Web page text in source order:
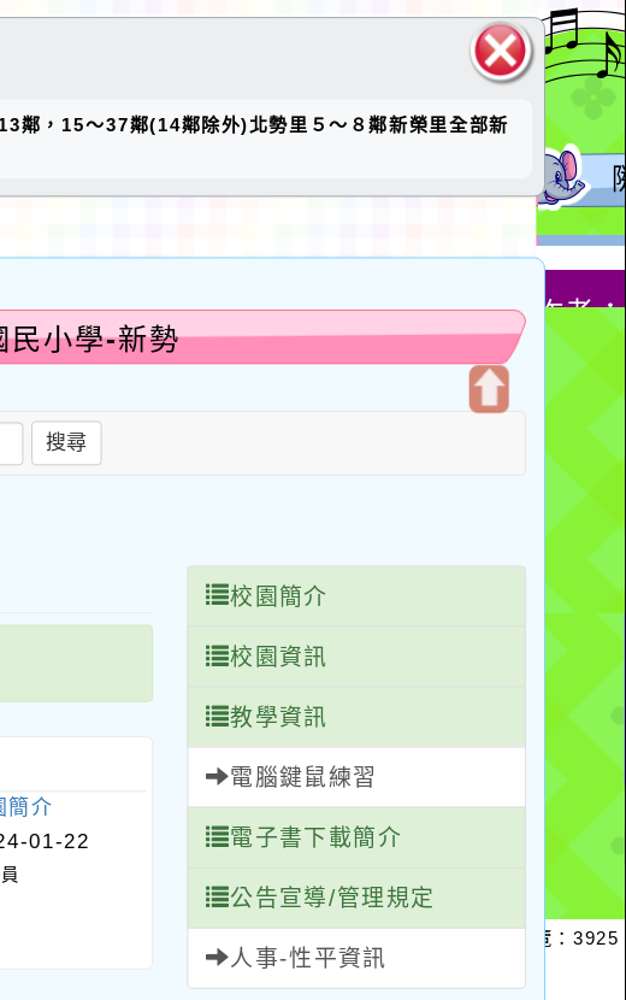
塊
鄰，15～37鄰(14鄰除外)北勢里５～８鄰新榮里全部新
塊
民小學-新勢
搜尋
簡介
01-22
校園簡介
校園資訊
教學資訊
電腦鍵鼠練習
電子書下載簡介
公告宣導/管理規定
人事-性平資訊